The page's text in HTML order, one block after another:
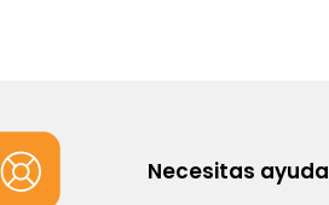
Necesitas ayuda